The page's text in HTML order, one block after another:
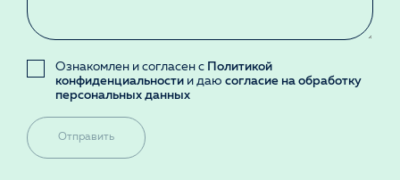
Ознакомлен и согласен с Политикой
конфиденциальности и даю согласие на обработку
персональных данных
Отправить